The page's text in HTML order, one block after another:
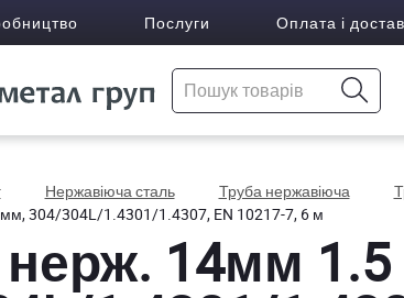
Послуги Оплата і
Нержавіюча сталь Труба нержавіюча
304/304L/1.4301/1.4307, EN 10217-7, 6 м
14мм